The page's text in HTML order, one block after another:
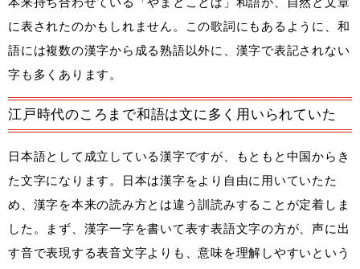
に表されたのかもしれません。この歌詞にもあるように、和
語には複数の漢字から成る熟語以外に、漢字で表記されない
字も多くあります。
江戸時代のころまで和語は文に多く用いられていた
日本語として成立している漢字ですが、もともと中国からき
た文字になります。日本は漢字をより自由に用いていたた
め、漢字を本来の読み方とは違う訓読みすることが定着しま
した。まず、漢字一字を書いて表す表語文字の方が、声に出
す音で表現する表音文字よりも、意味を理解しやすいという